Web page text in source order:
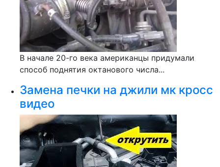
В начале 20-го века американцы придумали
способ поднятия октанового числа...
Замена печки на джили мк кросс
видео